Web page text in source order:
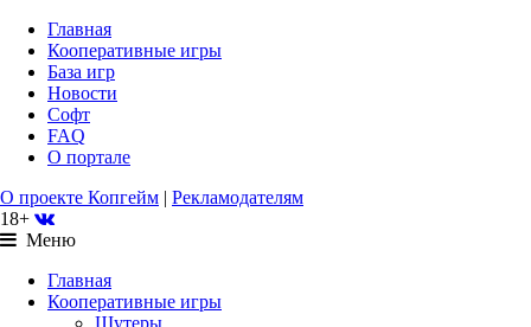
Главная
Кооперативные игры
База игр
Новости
Софт
FAQ
О портале
О проекте Копгейм | Рекламодателям
18+
Меню
Главная
Кооперативные игры
Шутеры